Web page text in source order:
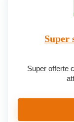
Super
Super offerte